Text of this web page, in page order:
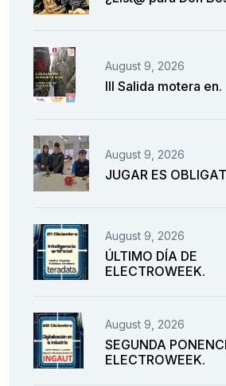
August 9, 2026
III Salida motera en.
August 9, 2026
JUGAR ES
August 9, 2026
ÚLTIMO DÍA DE
ELECTROWEEK.
August 9, 2026
SEGUNDA
ELECTROWEEK.